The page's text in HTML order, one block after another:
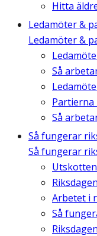
Hitta
Ledamöter &
Ledamöter &
Så
Partierna
Så
Så fungerar
Så fungerar
Arbetet i
Så